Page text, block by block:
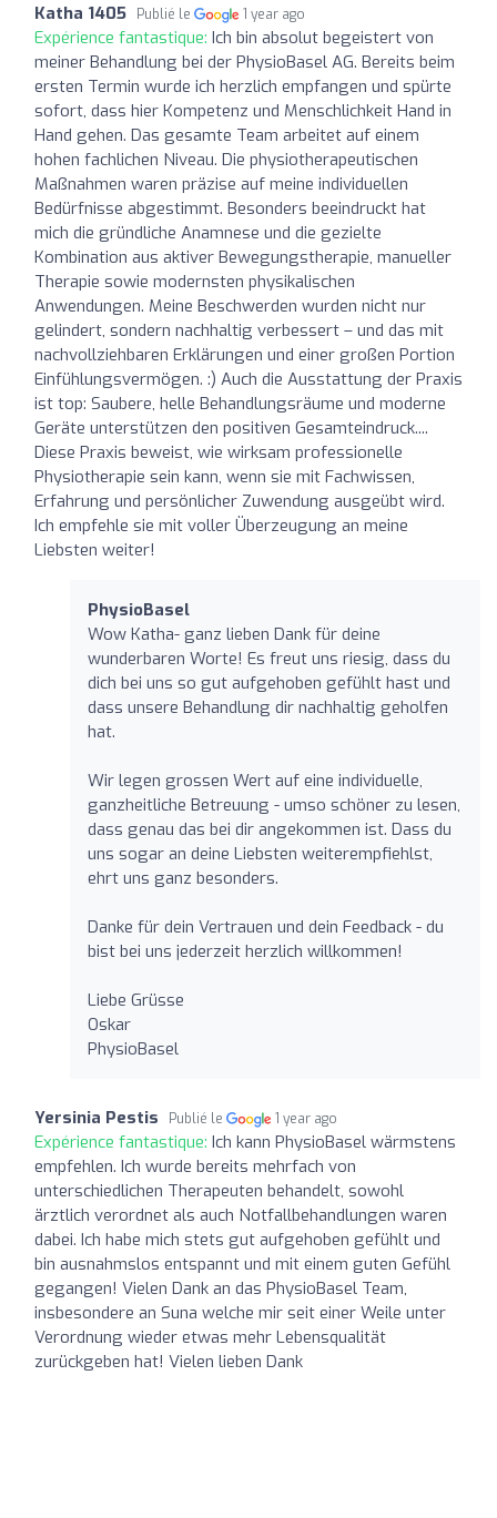
Katha 1405 Publié le 1 year ago
Expérience fantastique: Ich bin absolut begeistert von
meiner Behandlung bei der PhysioBasel AG. Bereits beim
ersten Termin wurde ich herzlich empfangen und spürte
sofort, dass hier Kompetenz und Menschlichkeit Hand in
Hand gehen. Das gesamte Team arbeitet auf einem
hohen fachlichen Niveau. Die physiotherapeutischen
Maßnahmen waren präzise auf meine individuellen
Bedürfnisse abgestimmt. Besonders beeindruckt hat
mich die gründliche Anamnese und die gezielte
Kombination aus aktiver Bewegungstherapie, manueller
Therapie sowie modernsten physikalischen
Anwendungen. Meine Beschwerden wurden nicht nur
gelindert, sondern nachhaltig verbessert – und das mit
nachvollziehbaren Erklärungen und einer großen Portion
Einfühlungsvermögen. :) Auch die Ausstattung der Praxis
ist top: Saubere, helle Behandlungsräume und moderne
Geräte unterstützen den positiven Gesamteindruck....
Diese Praxis beweist, wie wirksam professionelle
Physiotherapie sein kann, wenn sie mit Fachwissen,
Erfahrung und persönlicher Zuwendung ausgeübt wird.
Ich empfehle sie mit voller Überzeugung an meine
Liebsten weiter!
PhysioBasel
Wow Katha- ganz lieben Dank für deine
wunderbaren Worte! Es freut uns riesig, dass du
dich bei uns so gut aufgehoben gefühlt hast und
dass unsere Behandlung dir nachhaltig geholfen
hat.
Wir legen grossen Wert auf eine individuelle,
ganzheitliche Betreuung - umso schöner zu lesen,
dass genau das bei dir angekommen ist. Dass du
uns sogar an deine Liebsten weiterempfiehlst,
ehrt uns ganz besonders.
Danke für dein Vertrauen und dein Feedback - du
bist bei uns jederzeit herzlich willkommen!
Liebe Grüsse
Oskar
PhysioBasel
Yersinia Pestis Publié le 1 year ago
Expérience fantastique: Ich kann PhysioBasel wärmstens
empfehlen. Ich wurde bereits mehrfach von
unterschiedlichen Therapeuten behandelt, sowohl
ärztlich verordnet als auch Notfallbehandlungen waren
dabei. Ich habe mich stets gut aufgehoben gefühlt und
bin ausnahmslos entspannt und mit einem guten Gefühl
gegangen! Vielen Dank an das PhysioBasel Team,
insbesondere an Suna welche mir seit einer Weile unter
Verordnung wieder etwas mehr Lebensqualität
zurückgeben hat! Vielen lieben Dank